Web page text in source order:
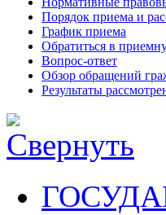
Порядок приема и
График приема
Обратиться в
Вопрос-ответ
Обзор обращений
Результаты